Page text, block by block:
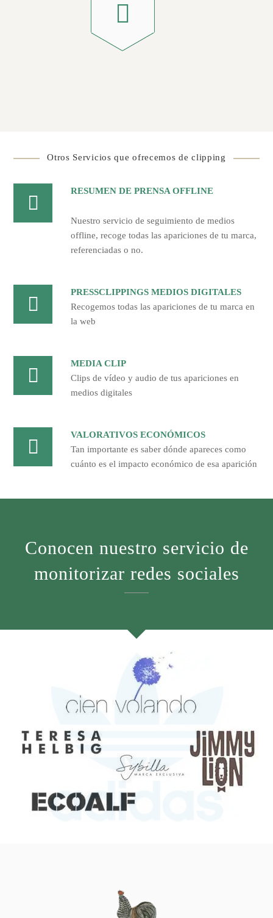
Otros Servicios que ofrecemos de clipping
RESUMEN DE PRENSA OFFLINE
Nuestro servicio de seguimiento de medios
offline, recoge todas las apariciones de tu marca,
referenciadas o no.
PRESSCLIPPINGS MEDIOS DIGITALES
Recogemos todas las apariciones de tu marca en
la web
MEDIA CLIP
Clips de vídeo y audio de tus apariciones en
medios digitales
VALORATIVOS ECONÓMICOS
Tan importante es saber dónde apareces como
cuánto es el impacto económico de esa aparición
Conocen nuestro servicio de
monitorizar redes sociales